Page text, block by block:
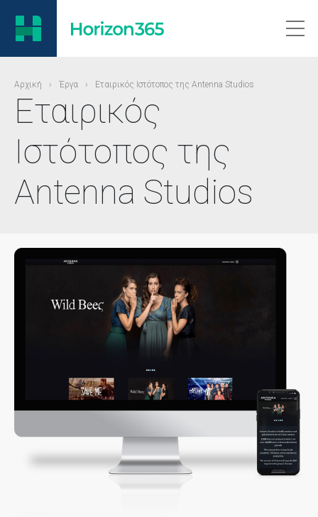
Αρχική › Έργα › Εταιρικός Ιστότοπος της Antenna Studios
Εταιρικός
Ιστότοπος της
Antenna Studios